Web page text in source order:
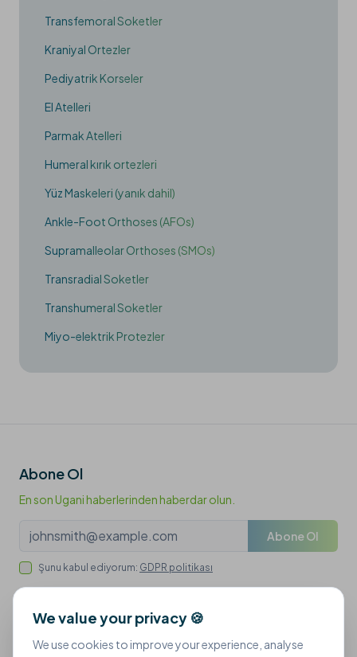
Transfemoral Soketler
Kraniyal Ortezler
Pediyatrik Korseler
El Atelleri
Parmak Atelleri
Humeral kırık ortezleri
Yüz Maskeleri (yanık dahil)
Ankle-Foot Orthoses (AFOs)
Supramalleolar Orthoses (SMOs)
Transradial Soketler
Transhumeral Soketler
Miyo-elektrik Protezler
Abone Ol
En son Ugani haberlerinden haberdar olun.
Abone Ol
Şunu kabul ediyorum: GDPR politikası
We value your privacy 🍪
We use cookies to improve your experience, analyse